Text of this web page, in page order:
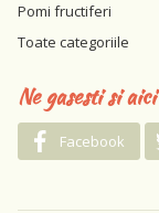
Pomi fructiferi
Toate categoriile
Ne gasesti si aici
Facebook